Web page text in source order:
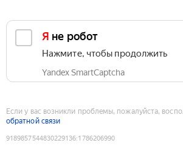
Я не робот
Нажмите, чтобы продолжить
Yandex SmartCaptcha
Если у вас возникли проблемы, пожалуйста,
обратной связи
9189857544830229136:1786206990